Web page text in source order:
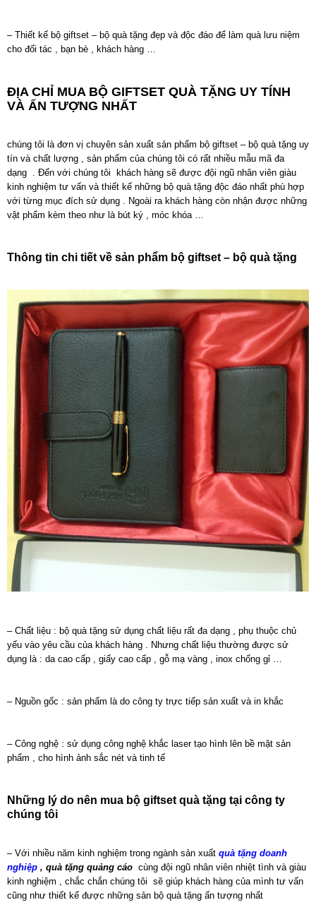
– Thiết kế bộ giftset – bộ quà tặng đẹp và độc đáo để làm quà lưu niệm
cho đối tác , bạn bè , khách hàng …
ĐỊA CHỈ MUA BỘ GIFTSET QUÀ TẶNG UY TÍNH
VÀ ẤN TƯỢNG NHẤT
chúng tôi là đơn vị chuyên sản xuất sản phẩm bộ giftset – bộ quà tặng uy
tín và chất lượng , sản phẩm của chúng tôi có rất nhiều mẫu mã đa
dạng . Đến với chúng tôi khách hàng sẽ được đội ngũ nhân viên giàu
kinh nghiệm tư vấn và thiết kế những bộ quà tặng độc đáo nhất phù hợp
với từng mục đích sử dụng . Ngoài ra khách hàng còn nhận được những
vật phẩm kèm theo như là bút ký , móc khóa …
Thông tin chi tiết về sản phẩm bộ giftset – bộ quà tặng
– Chất liệu : bộ quà tặng sử dụng chất liệu rất đa dạng , phụ thuộc chủ
yếu vào yêu cầu của khách hàng . Nhưng chất liệu thường được sử
dụng là : da cao cấp , giấy cao cấp , gỗ mạ vàng , inox chống gỉ …
– Nguồn gốc : sản phẩm là do công ty trực tiếp sản xuất và in khắc
– Công nghệ : sử dụng công nghệ khắc laser tạo hình lên bề mặt sản
phẩm , cho hình ảnh sắc nét và tinh tế
Những lý do nên mua bộ giftset quà tặng tại công ty
chúng tôi
– Với nhiều năm kinh nghiệm trong ngành sản xuất quà tặng doanh
nghiệp , quà tặng quảng cáo cùng đội ngũ nhân viên nhiệt tình và giàu
kinh nghiệm , chắc chắn chúng tôi sẽ giúp khách hàng của mình tư vấn
cũng như thiết kế được những sản bộ quà tặng ấn tượng nhất